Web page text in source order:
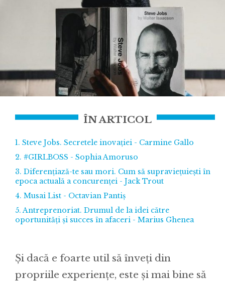
ÎN ARTICOL
1. Steve Jobs. Secretele inovației - Carmine Gallo
2. #GIRLBOSS - Sophia Amoruso
3. Diferențiază-te sau mori. Cum să supraviețuiești în
epoca actuală a concurenței - Jack Trout
4. Musai List - Octavian Pantiș
5. Antreprenoriat. Drumul de la idei către
oportunități și succes în afaceri - Marius Ghenea
Și dacă e foarte util să înveți din
propriile experiențe, este și mai bine să